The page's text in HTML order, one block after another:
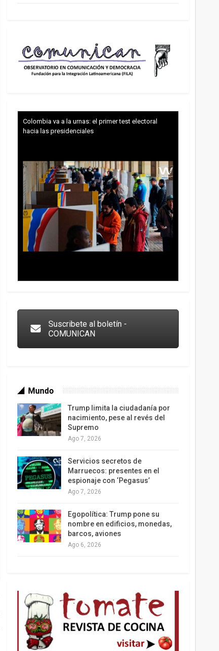
Colombia va a la urnas: el primer test electoral
hacia las presidenciales
Suscribete al boletín -
COMUNICAN
Mundo
Trump limita la ciudadanía por
nacimiento, pese al revés del
Supremo
Ago 7, 2026
Servicios secretos de
Marruecos: presentes en el
espionaje con ‘Pegasus’
Ago 7, 2026
Egopolítica: Trump pone su
nombre en edificios, monedas,
barcos, aviones
Ago 6, 2026